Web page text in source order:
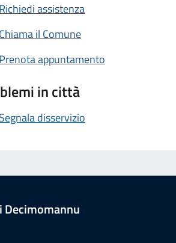
Richiedi assistenza
Chiama il Comune
Prenota appuntamento
in città
disservizio
Decimomannu